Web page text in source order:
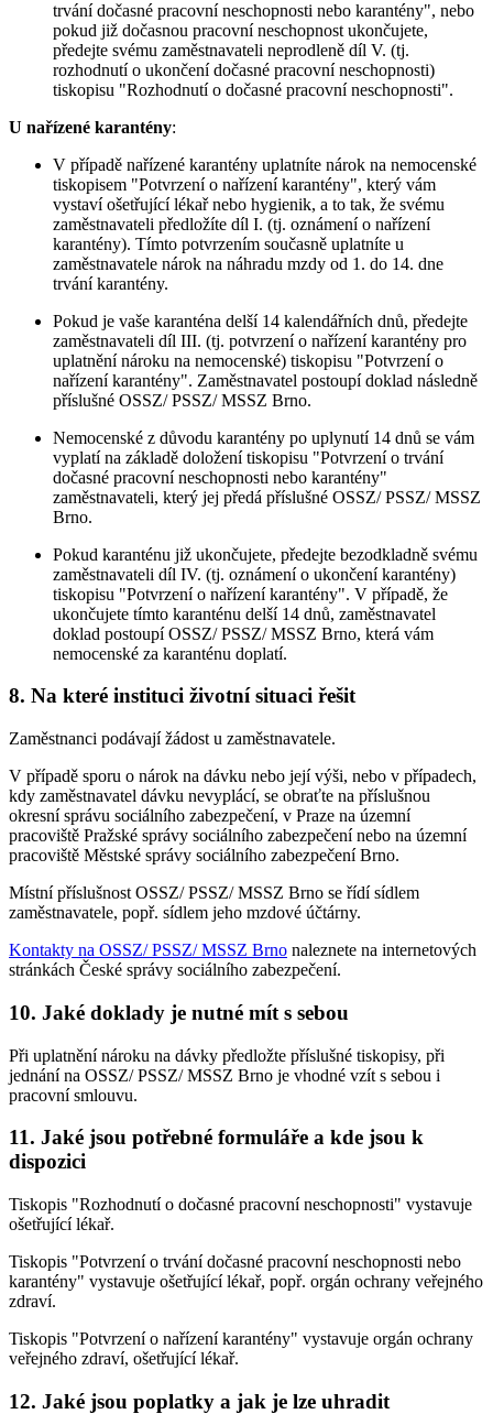
trvání dočasné pracovní neschopnosti nebo karantény", nebo
pokud již dočasnou pracovní neschopnost ukončujete,
předejte svému zaměstnavateli neprodleně díl V. (tj.
rozhodnutí o ukončení dočasné pracovní neschopnosti)
tiskopisu "Rozhodnutí o dočasné pracovní neschopnosti".
U nařízené karantény:
V případě nařízené karantény uplatníte nárok na nemocenské
tiskopisem "Potvrzení o nařízení karantény", který vám
vystaví ošetřující lékař nebo hygienik, a to tak, že svému
zaměstnavateli předložíte díl I. (tj. oznámení o nařízení
karantény). Tímto potvrzením současně uplatníte u
zaměstnavatele nárok na náhradu mzdy od 1. do 14. dne
trvání karantény.
Pokud je vaše karanténa delší 14 kalendářních dnů, předejte
zaměstnavateli díl III. (tj. potvrzení o nařízení karantény pro
uplatnění nároku na nemocenské) tiskopisu "Potvrzení o
nařízení karantény". Zaměstnavatel postoupí doklad následně
příslušné OSSZ/ PSSZ/ MSSZ Brno.
Nemocenské z důvodu karantény po uplynutí 14 dnů se vám
vyplatí na základě doložení tiskopisu "Potvrzení o trvání
dočasné pracovní neschopnosti nebo karantény"
zaměstnavateli, který jej předá příslušné OSSZ/ PSSZ/ MSSZ
Brno.
Pokud karanténu již ukončujete, předejte bezodkladně svému
zaměstnavateli díl IV. (tj. oznámení o ukončení karantény)
tiskopisu "Potvrzení o nařízení karantény". V případě, že
ukončujete tímto karanténu delší 14 dnů, zaměstnavatel
doklad postoupí OSSZ/ PSSZ/ MSSZ Brno, která vám
nemocenské za karanténu doplatí.
8. Na které instituci životní situaci řešit
Zaměstnanci podávají žádost u zaměstnavatele.
V případě sporu o nárok na dávku nebo její výši, nebo v případech,
kdy zaměstnavatel dávku nevyplácí, se obraťte na příslušnou
okresní správu sociálního zabezpečení, v Praze na územní
pracoviště Pražské správy sociálního zabezpečení nebo na územní
pracoviště Městské správy sociálního zabezpečení Brno.
Místní příslušnost OSSZ/ PSSZ/ MSSZ Brno se řídí sídlem
zaměstnavatele, popř. sídlem jeho mzdové účtárny.
Kontakty na OSSZ/ PSSZ/ MSSZ Brno naleznete na internetových
stránkách České správy sociálního zabezpečení.
10. Jaké doklady je nutné mít s sebou
Při uplatnění nároku na dávky předložte příslušné tiskopisy, při
jednání na OSSZ/ PSSZ/ MSSZ Brno je vhodné vzít s sebou i
pracovní smlouvu.
11. Jaké jsou potřebné formuláře a kde jsou k
dispozici
Tiskopis "Rozhodnutí o dočasné pracovní neschopnosti" vystavuje
ošetřující lékař.
Tiskopis "Potvrzení o trvání dočasné pracovní neschopnosti nebo
karantény" vystavuje ošetřující lékař, popř. orgán ochrany veřejného
zdraví.
Tiskopis "Potvrzení o nařízení karantény" vystavuje orgán ochrany
veřejného zdraví, ošetřující lékař.
12. Jaké jsou poplatky a jak je lze uhradit